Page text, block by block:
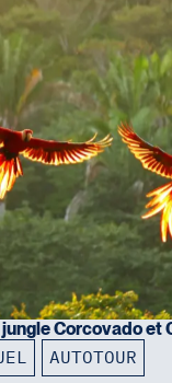
Corcovado et
AUTOTOUR